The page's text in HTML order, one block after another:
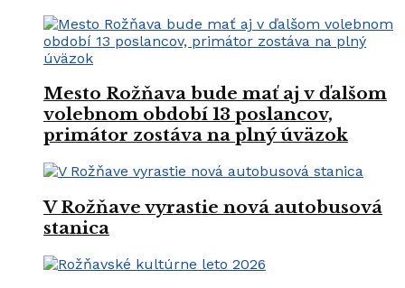
Mesto Rožňava bude mať aj v ďalšom
volebnom období 13 poslancov,
primátor zostáva na plný úväzok
V Rožňave vyrastie nová autobusová
stanica